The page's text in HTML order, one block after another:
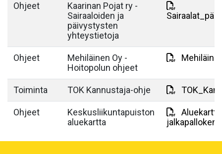
Ohjeet
Kaarinan Pojat ry -
Sairaaloiden ja
päivystysten
yhteystietoja
Ohjeet
Mehiläinen Oy -
Hoitopolun ohjeet
Toiminta TOK Kannustaja-ohje
Ohjeet
Keskusliikuntapuiston
aluekartta